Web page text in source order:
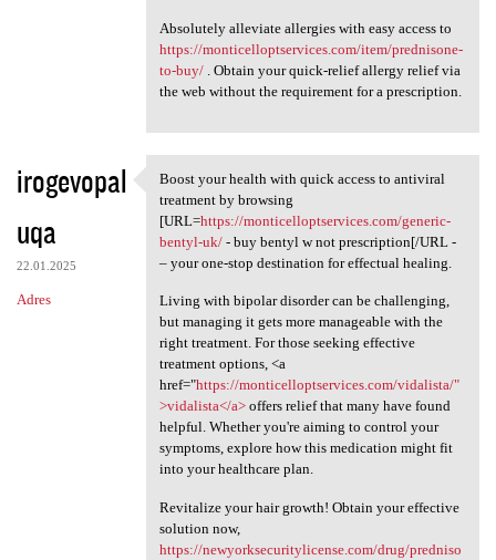
Absolutely alleviate allergies with easy access to
https://monticelloptservices.com/item/prednisone-
to-buy/. Obtain your quick-relief allergy relief via
the web without the requirement for a prescription.
irogevopal
uqa
22.01.2025
Adres
Boost your health with quick
Boost your health with quick access to antiviral
treatment by browsing
[URL=https://monticelloptservices.com/generic-
bentyl-uk/- buy bentyl w not prescription[/URL -
– your one-stop destination for effectual healing.
Living with bipolar disorder can be challenging,
but managing it gets more manageable with the
right treatment. For those seeking effective
treatment options, <a
href="https://monticelloptservices.com/vidalista/"
>vidalista</a>offers relief that many have found
helpful. Whether you're aiming to control your
symptoms, explore how this medication might fit
into your healthcare plan.
Revitalize your hair growth! Obtain your effective
solution now,
https://newyorksecuritylicense.com/drug/predniso